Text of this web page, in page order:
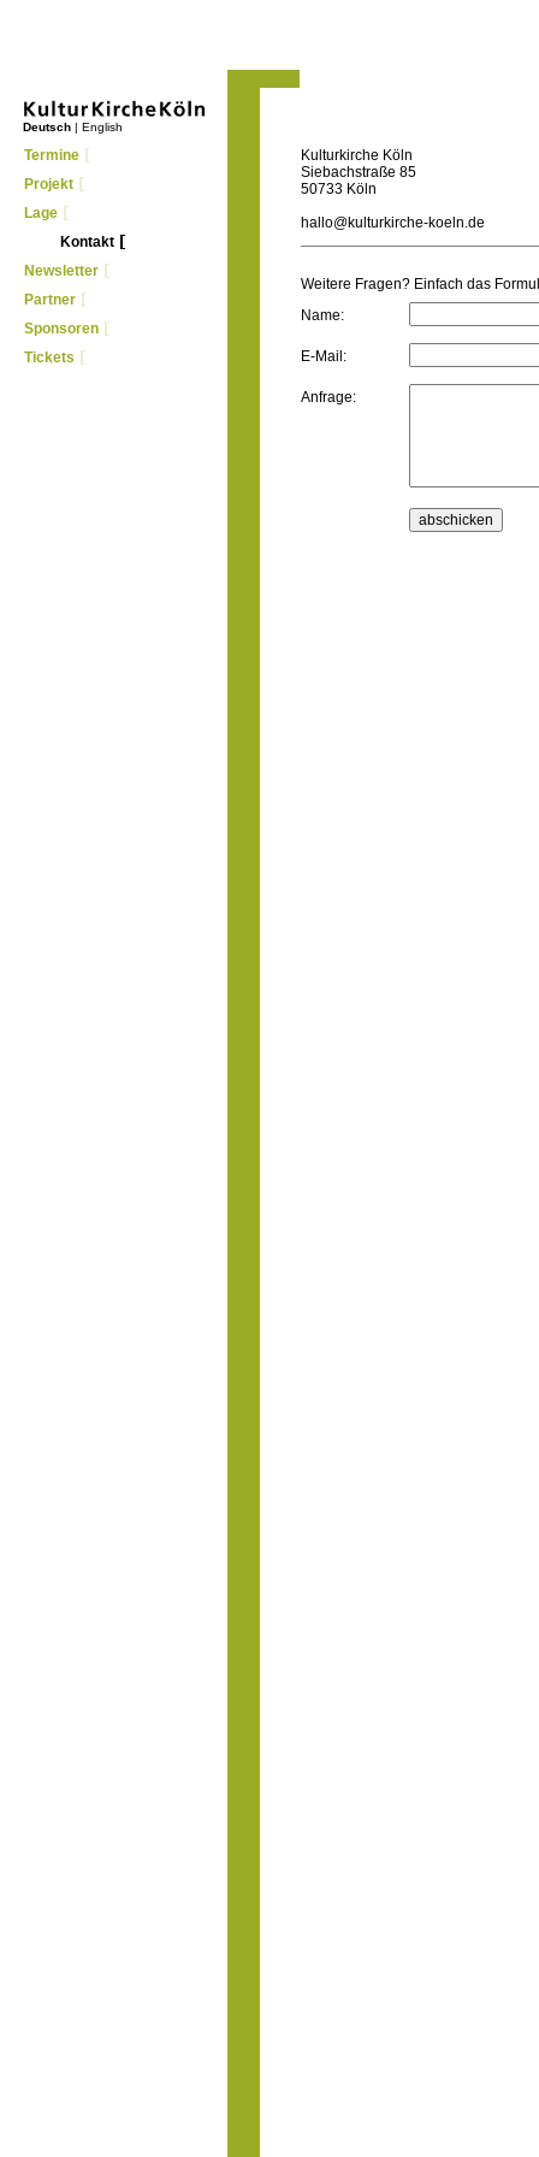
Deutsch | English
Termine
Projekt
Lage
Kontakt
Newsletter
Partner
Sponsoren
Tickets
Kulturkirche Köln
Siebachstraße 85
50733 Köln
hallo@kulturkirche-koeln.de
Weitere Fragen? Einfach das
Name:
E-Mail:
Anfrage: